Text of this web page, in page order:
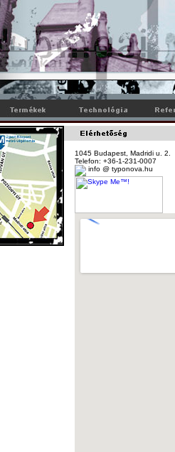
1045 Budapest, Madridi u. 2.
Telefon: +36-1-231-0007
info @ typonova.hu